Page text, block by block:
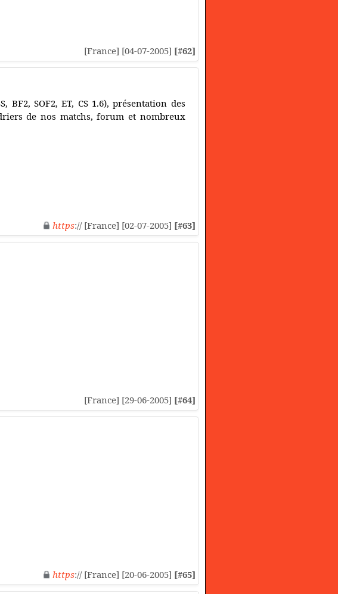
[France] [04-07-2005] [#62]
SOF2, ET, CS 1.6), présentation des
de nos matchs, forum et nombreux
https:// [France] [02-07-2005] [#63]
[France] [29-06-2005] [#64]
https:// [France] [20-06-2005] [#65]